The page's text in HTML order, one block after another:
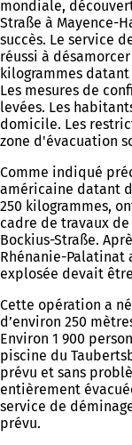
mondiale,
Straße à Mayence-
succès. Le service
réussi à
kilogrammes
Les mesures de
levées. Les
domicile. Les
zone d'évacuation
Comme indiqué
américaine datant
250 kilogrammes,
cadre de travaux
Bockius-Straße.
Rhénanie-Palatinat
explosée devait
Cette opération a
d’environ 250
Environ 1 900
piscine du
prévu et sans
entièrement
service de
prévu.